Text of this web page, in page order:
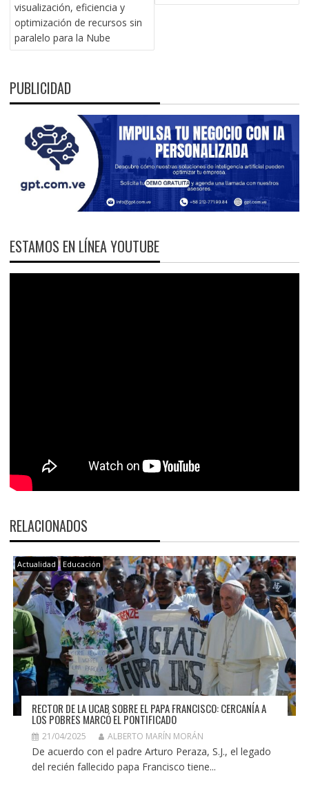
visualización, eficiencia y
optimización de recursos sin
paralelo para la Nube
PUBLICIDAD
ESTAMOS EN LÍNEA YOUTUBE
RELACIONADOS
Actualidad Educación
RECTOR DE LA UCAB SOBRE EL PAPA FRANCISCO: CERCANÍA A
LOS POBRES MARCÓ EL PONTIFICADO
21/04/2025 ALBERTO MARÍN MORÁN
De acuerdo con el padre Arturo Peraza, S.J., el legado
del recién fallecido papa Francisco tiene...